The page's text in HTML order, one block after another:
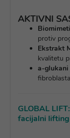
AKTIVNI
protiv
Ekstrakt
kvalitetu
a-
GLOBAL
facijalni